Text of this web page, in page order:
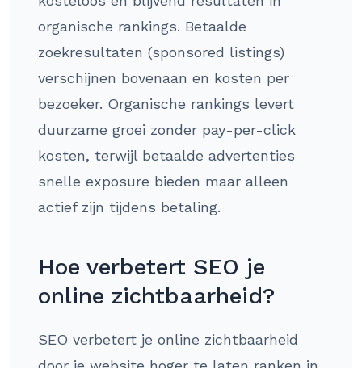
organische rankings. Betaalde
zoekresultaten (sponsored listings)
verschijnen bovenaan en kosten per
bezoeker. Organische rankings levert
duurzame groei zonder pay-per-click
kosten, terwijl betaalde advertenties
snelle exposure bieden maar alleen
actief zijn tijdens betaling.
Hoe verbetert SEO je
online zichtbaarheid?
SEO verbetert je online zichtbaarheid